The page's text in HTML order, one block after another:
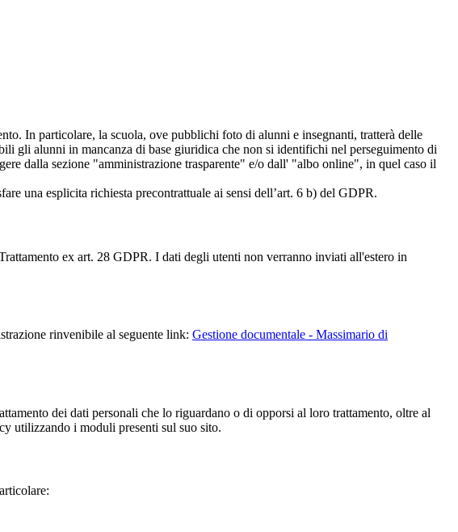
In particolare, la scuola, ove pubblichi foto di alunni e insegnanti, tratterà delle
gli alunni in mancanza di base giuridica che non si identifichi nel perseguimento di
dalla sezione "amministrazione trasparente" e/o dall' "albo online", in quel caso il
una esplicita richiesta precontrattuale ai sensi dell’art. 6 b) del GDPR.
ex art. 28 GDPR. I dati degli utenti non verranno inviati all'estero in
rinvenibile al seguente link: Gestione documentale - Massimario di
dei dati personali che lo riguardano o di opporsi al loro trattamento, oltre al
utilizzando i moduli presenti sul suo sito.